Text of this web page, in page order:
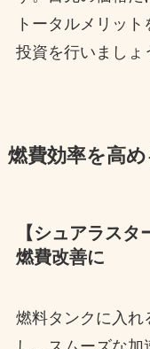
トータルメリッ
投資を行いましょ
燃費効率を高
【シュアラスタ
燃費改善に
燃料タンクに入れ